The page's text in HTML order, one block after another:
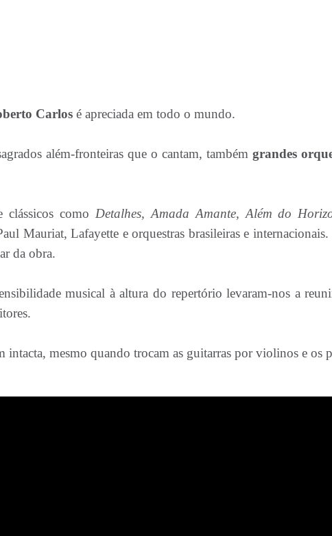
Carlos é apreciada em todo o mundo.
além-fronteiras que o cantam, também grandes
clássicos como Detalhes, Amada Amante, Além do
Mauriat, Lafayette e orquestras brasileiras e internacionais.
da obra.
musical à altura do repertório levaram-nos a
intacta, mesmo quando trocam as guitarras por violinos e os